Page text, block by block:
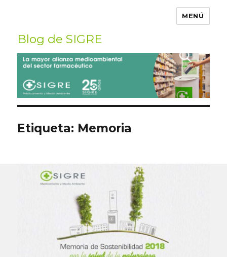
MENÚ
Blog de SIGRE
Buscar
por:
Etiqueta: Memoria